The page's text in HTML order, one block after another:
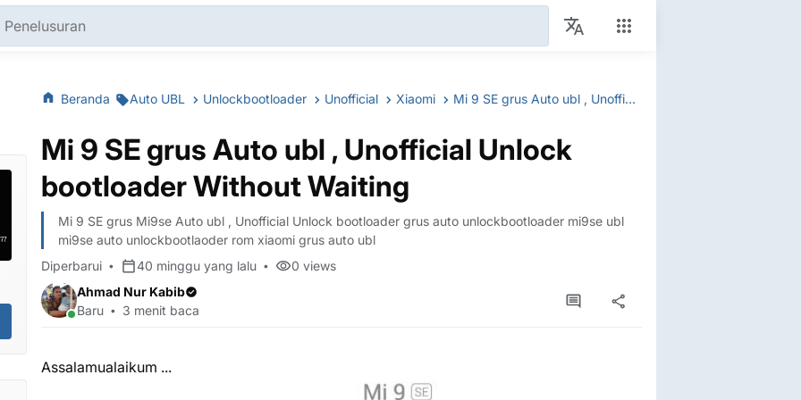
Beranda Auto UBL Unlockbootloader Unofficial Xiaomi Mi 9 SE grus Auto ubl , Unofficial Unlock bootloader Without Waiting
Mi 9 SE grus Auto ubl , Unofficial Unlock
bootloader Without Waiting
Mi 9 SE grus Mi9se Auto ubl , Unofficial Unlock bootloader grus auto unlockbootloader mi9se ubl
mi9se auto unlockbootlaoder rom xiaomi grus auto ubl
Diperbarui
40 minggu yang lalu 0 views
Ahmad Nur Kabib
Baru
3 menit baca
Assalamualaikum ...